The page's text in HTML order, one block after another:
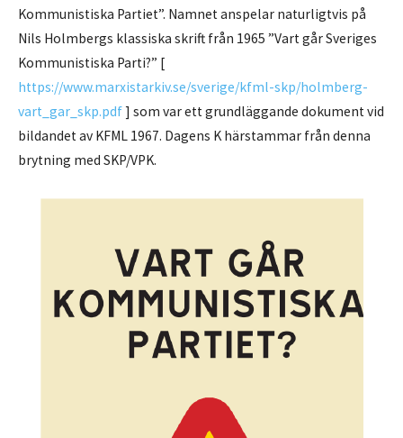
Kommunistiska Partiet”. Namnet anspelar naturligtvis på
Nils Holmbergs klassiska skrift från 1965 ”Vart går Sveriges
Kommunistiska Parti?” [
https://www.marxistarkiv.se/sverige/kfml-skp/holmberg-
vart_gar_skp.pdf ] som var ett grundläggande dokument vid
bildandet av KFML 1967. Dagens K härstammar från denna
brytning med SKP/VPK.